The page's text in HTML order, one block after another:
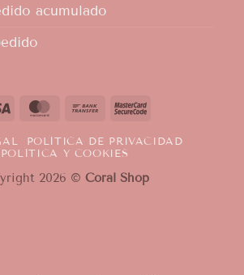
acumulado
Visa MasterCard
Bank
MasterCard
POLÍTICA DE PRIVACIDAD
POLÍTICA Y COOKIES
2026 © Coral Shop